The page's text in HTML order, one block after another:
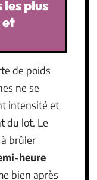
les plus
et
de poids
ne se
intensité et
du lot. Le
à brûler
heure
bien après